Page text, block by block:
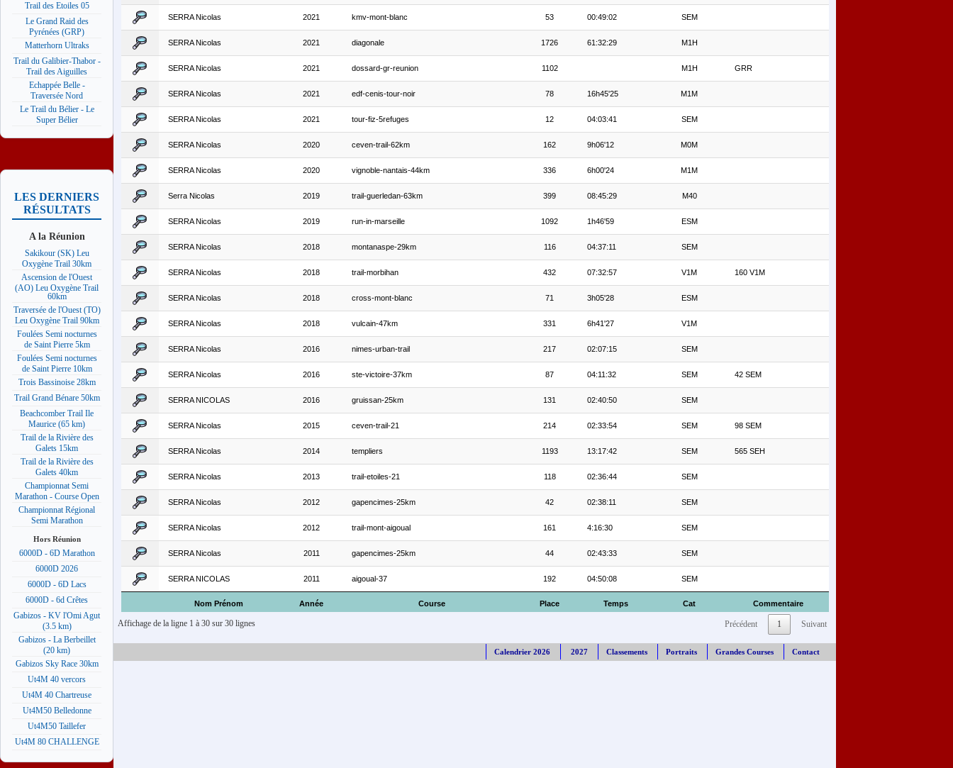
Trail des Etoiles 05
Le Grand Raid des
Pyrénées (GRP)
Matterhorn Ultraks
Trail du Galibier-Thabor -
Trail des Aiguilles
Echappée Belle -
Traversée Nord
Le Trail du Bélier - Le
Super Bélier
LES DERNIERS
RÉSULTATS
A la Réunion
Sakikour (SK) Leu
Oxygène Trail 30km
Ascension de l'Ouest
(AO) Leu Oxygène Trail
60km
Traversée de l'Ouest (TO)
Leu Oxygène Trail 90km
Foulées Semi nocturnes
de Saint Pierre 5km
Foulées Semi nocturnes
de Saint Pierre 10km
Trois Bassinoise 28km
Trail Grand Bénare 50km
Beachcomber Trail Ile
Maurice (65 km)
Trail de la Rivière des
Galets 15km
Trail de la Rivière des
Galets 40km
Championnat Semi
Marathon - Course Open
Championnat Régional
Semi Marathon
Hors Réunion
6000D - 6D Marathon
6000D 2026
6000D - 6D Lacs
6000D - 6d Crêtes
Gabizos - KV l'Omi Agut
(3.5 km)
Gabizos - La Berbeillet
(20 km)
Gabizos Sky Race 30km
Ut4M 40 vercors
Ut4M 40 Chartreuse
Ut4M50 Belledonne
Ut4M50 Taillefer
Ut4M 80 CHALLENGE
Nom Prénom Année Course Place Temps Cat Commentaire
SERRA Nicolas 2021 kmv-mont-blanc 53 00:49:02 SEM
SERRA Nicolas 2021 diagonale 1726 61:32:29 M1H
SERRA Nicolas 2021 dossard-gr-reunion 1102 M1H GRR
SERRA Nicolas 2021 edf-cenis-tour-noir 78 16h45'25 M1M
SERRA Nicolas 2021 tour-fiz-5refuges 12 04:03:41 SEM
SERRA Nicolas 2020 ceven-trail-62km 162 9h06'12 M0M
SERRA Nicolas 2020 vignoble-nantais-44km 336 6h00'24 M1M
Serra Nicolas 2019 trail-guerledan-63km 399 08:45:29 M40
SERRA Nicolas 2019 run-in-marseille 1092 1h46'59 ESM
SERRA Nicolas 2018 montanaspe-29km 116 04:37:11 SEM
SERRA Nicolas 2018 trail-morbihan 432 07:32:57 V1M 160 V1M
SERRA Nicolas 2018 cross-mont-blanc 71 3h05'28 ESM
SERRA Nicolas 2018 vulcain-47km 331 6h41'27 V1M
SERRA Nicolas 2016 nimes-urban-trail 217 02:07:15 SEM
SERRA Nicolas 2016 ste-victoire-37km 87 04:11:32 SEM 42 SEM
SERRA NICOLAS 2016 gruissan-25km 131 02:40:50 SEM
SERRA Nicolas 2015 ceven-trail-21 214 02:33:54 SEM 98 SEM
SERRA Nicolas 2014 templiers 1193 13:17:42 SEM 565 SEH
SERRA Nicolas 2013 trail-etoiles-21 118 02:36:44 SEM
SERRA Nicolas 2012 gapencimes-25km 42 02:38:11 SEM
SERRA Nicolas 2012 trail-mont-aigoual 161 4:16:30 SEM
SERRA Nicolas 2011 gapencimes-25km 44 02:43:33 SEM
SERRA NICOLAS 2011 aigoual-37 192 04:50:08 SEM
Affichage de la ligne 1 à 30 sur 30 lignes Précédent 1 Suivant
Calendrier 2026 2027 Classements Portraits Grandes Courses Contact